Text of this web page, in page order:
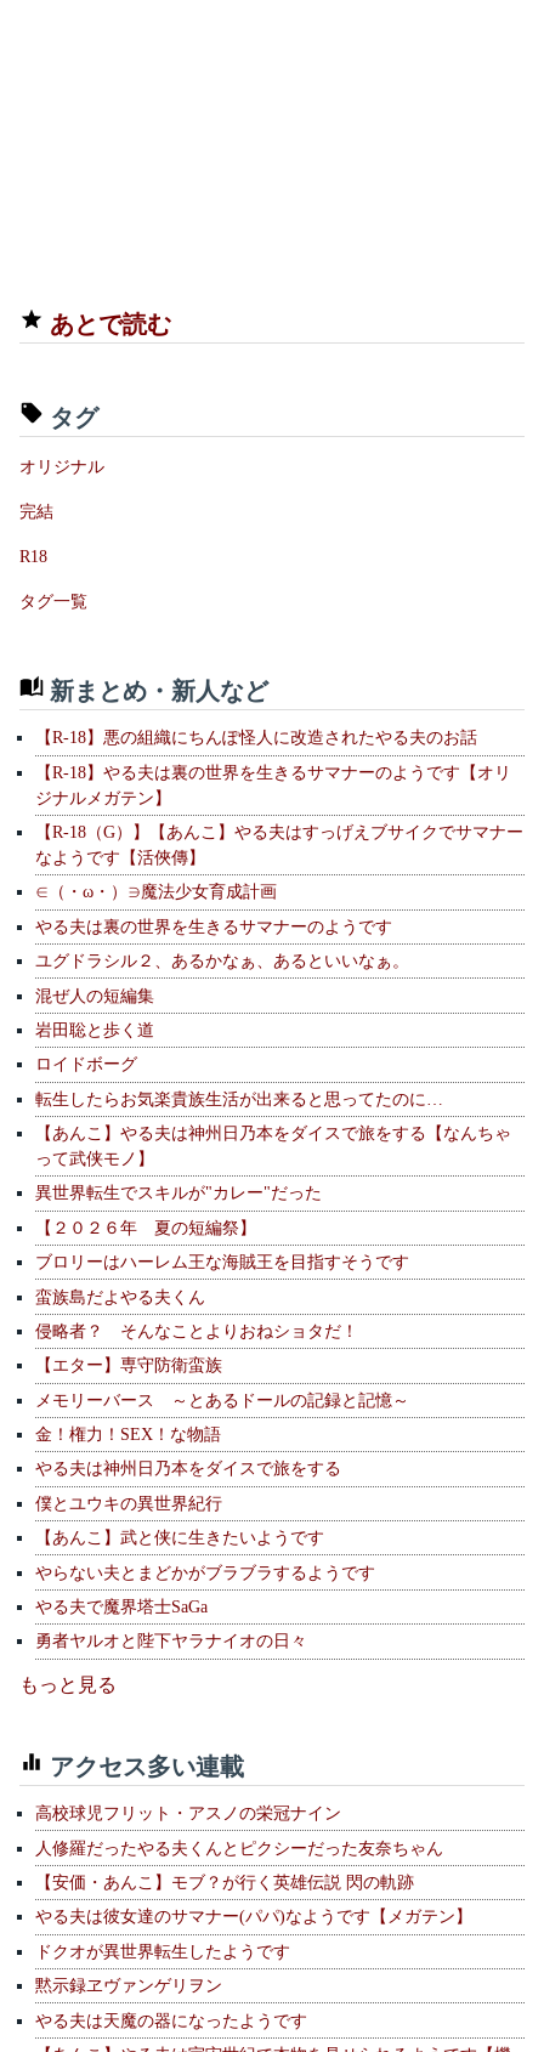
あとで読む
タグ
オリジナル
完結
R18
タグ一覧
新まとめ・新人など
【R-18】悪の組織にちんぽ怪人に改造されたやる夫のお話
【R-18】やる夫は裏の世界を生きるサマナーのようです【オリ
ジナルメガテン】
【R-18（G）】【あんこ】やる夫はすっげえブサイクでサマナー
なようです【活俠傳】
∈（・ω・）∋魔法少女育成計画
やる夫は裏の世界を生きるサマナーのようです
ユグドラシル２、あるかなぁ、あるといいなぁ。
混ぜ人の短編集
岩田聡と歩く道
ロイドボーグ
転生したらお気楽貴族生活が出来ると思ってたのに…
【あんこ】やる夫は神州日乃本をダイスで旅をする【なんちゃ
って武侠モノ】
異世界転生でスキルが"カレー"だった
【２０２６年 夏の短編祭】
ブロリーはハーレム王な海賊王を目指すそうです
蛮族島だよやる夫くん
侵略者？ そんなことよりおねショタだ！
【エター】専守防衛蛮族
メモリーバース ～とあるドールの記録と記憶～
金！権力！SEX！な物語
やる夫は神州日乃本をダイスで旅をする
僕とユウキの異世界紀行
【あんこ】武と侠に生きたいようです
やらない夫とまどかがブラブラするようです
やる夫で魔界塔士SaGa
勇者ヤルオと陛下ヤラナイオの日々
もっと見る
アクセス多い連載
高校球児フリット・アスノの栄冠ナイン
人修羅だったやる夫くんとピクシーだった友奈ちゃん
【安価・あんこ】モブ？が行く英雄伝説 閃の軌跡
やる夫は彼女達のサマナー(パパ)なようです【メガテン】
ドクオが異世界転生したようです
黙示録ヱヴァンゲリヲン
やる夫は天魔の器になったようです